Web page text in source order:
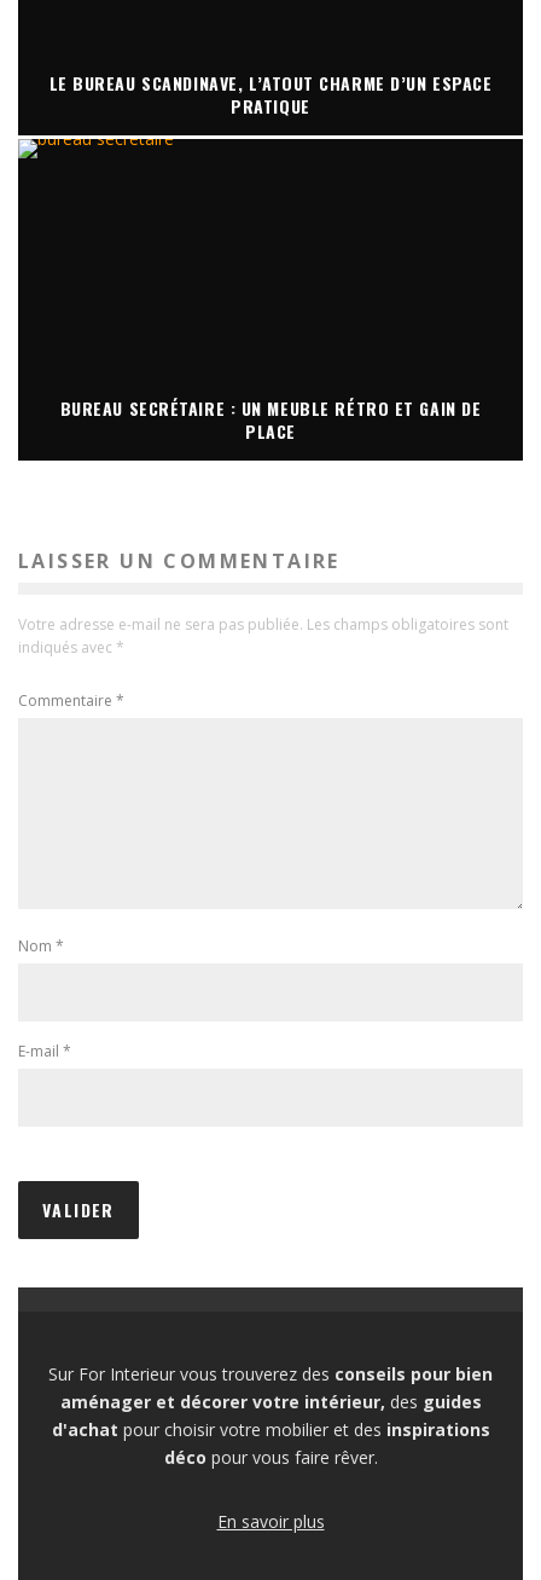
LE BUREAU SCANDINAVE, L’ATOUT CHARME D’UN ESPACE
PRATIQUE
BUREAU SECRÉTAIRE : UN MEUBLE RÉTRO ET GAIN DE
PLACE
LAISSER UN COMMENTAIRE
Votre adresse e-mail ne sera pas publiée. Les champs obligatoires sont
indiqués avec *
Commentaire *
Nom *
E-mail *
Sur For Interieur vous trouverez des conseils pour bien
aménager et décorer votre intérieur, des guides
d'achat pour choisir votre mobilier et des inspirations
déco pour vous faire rêver.
En savoir plus